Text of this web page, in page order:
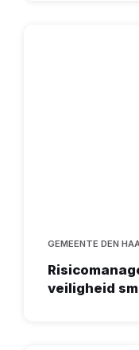
GEMEENTE DEN
veiligheid